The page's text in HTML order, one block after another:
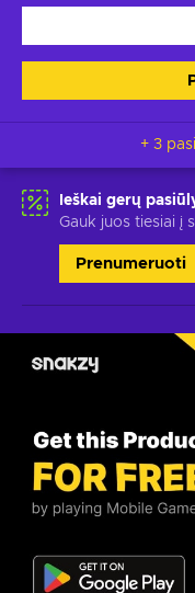
+ 3
Ieškai gerų
Gauk juos tiesiai į
Prenumeruoti